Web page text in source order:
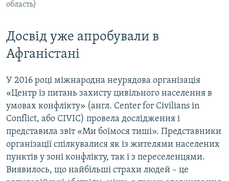
область)
Досвід уже апробували в
Афганістані
У 2016 році міжнародна неурядова організація
«Центр із питань захисту цивільного населення в
умовах конфлікту» (англ. Center for Civilians in
Conflict, або CIVIC) провела дослідження і
представила звіт «Ми боїмося тиші». Представники
організації спілкувалися як із жителями населених
пунктів у зоні конфлікту, так і з переселенцями.
Виявилось, що найбільші страхи людей – це